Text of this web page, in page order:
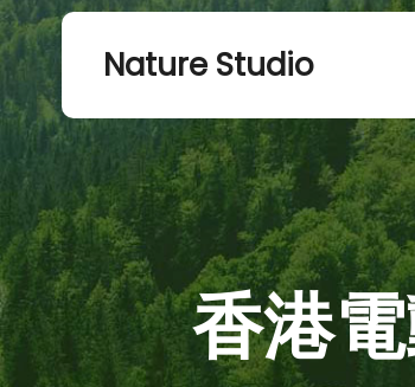
Nature Studio
香港